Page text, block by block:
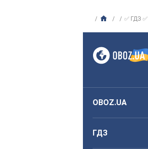
✅ ГДЗ ✅
OBOZ.UA
ГДЗ